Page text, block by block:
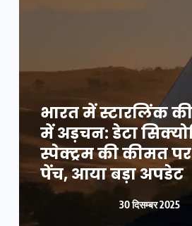
भारत में स्टारलिंक
में अड़चन: डेटा
स्पेक्ट्रम की कीमत
पेंच, आया बड़ा अपडेट
30 दिसम्बर 2025